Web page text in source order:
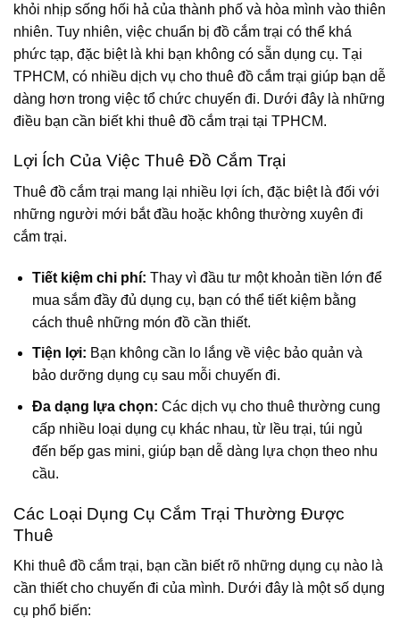
khỏi nhịp sống hối hả của thành phố và hòa mình vào thiên
nhiên. Tuy nhiên, việc chuẩn bị đồ cắm trại có thể khá
phức tạp, đặc biệt là khi bạn không có sẵn dụng cụ. Tại
TPHCM, có nhiều dịch vụ cho thuê đồ cắm trại giúp bạn dễ
dàng hơn trong việc tổ chức chuyến đi. Dưới đây là những
điều bạn cần biết khi thuê đồ cắm trại tại TPHCM.
Lợi Ích Của Việc Thuê Đồ Cắm Trại
Thuê đồ cắm trại mang lại nhiều lợi ích, đặc biệt là đối với
những người mới bắt đầu hoặc không thường xuyên đi
cắm trại.
Tiết kiệm chi phí: Thay vì đầu tư một khoản tiền lớn để
mua sắm đầy đủ dụng cụ, bạn có thể tiết kiệm bằng
cách thuê những món đồ cần thiết.
Tiện lợi: Bạn không cần lo lắng về việc bảo quản và
bảo dưỡng dụng cụ sau mỗi chuyến đi.
Đa dạng lựa chọn: Các dịch vụ cho thuê thường cung
cấp nhiều loại dụng cụ khác nhau, từ lều trại, túi ngủ
đến bếp gas mini, giúp bạn dễ dàng lựa chọn theo nhu
cầu.
Các Loại Dụng Cụ Cắm Trại Thường Được
Thuê
Khi thuê đồ cắm trại, bạn cần biết rõ những dụng cụ nào là
cần thiết cho chuyến đi của mình. Dưới đây là một số dụng
cụ phổ biến: